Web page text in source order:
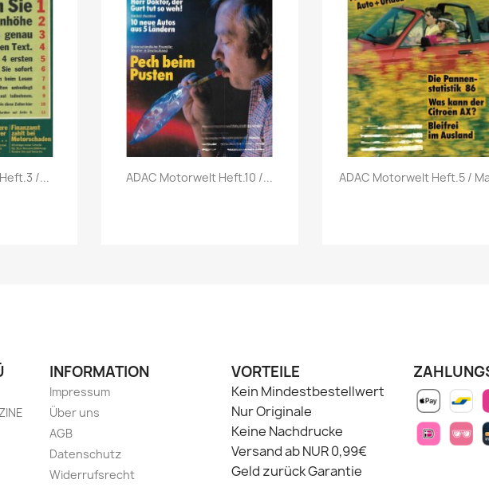
/... Vorschau
ADAC Motorwelt Heft.10 /... Vorschau
ADAC Motorwelt Heft.5 /
INFORMATION
Impressum
Über uns
AGB
Datenschutz
Widerrufsrecht
VORTEILE
Kein Mindestbestellwert
Nur Originale
Keine Nachdrucke
Versand ab NUR 0,99€
Geld zurück Garantie